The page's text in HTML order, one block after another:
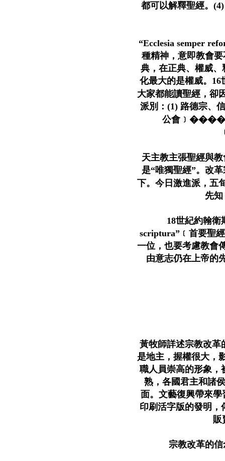
都可以解釋聖經。
“Ecclesia semper
種精神，意即教會
典，在正典、權威
化最大的是權威。16
大家都能讀聖經，卻
派別：(1) 路德宗、
公會
天主教主張聖經與
是“唯獨聖經”。改
下。今日激進派，五
先
18世紀約翰衛
scriptura”﹝首要聖
一位，也要考慮教會
由意志仍在上帝的
黃牧師詳述宗教改革
是地主，握權很大，
職人員崇高的形象，
熟，各國君主和諸
面。文藝復興帶來
印刷活字版的發明，
宗教改革的